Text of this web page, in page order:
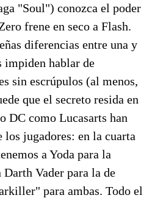
"Soul") conozca el poder
frene en seco a Flash.
diferencias entre una y
impiden hablar de
sin escrúpulos (al menos,
que el secreto resida en
DC como Lucasarts han
los jugadores: en la cuarta
a Yoda para la
Vader para la de
para ambas. Todo el